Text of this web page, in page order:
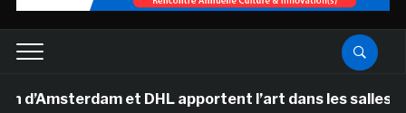
et DHL apportent l’art dans les salles de